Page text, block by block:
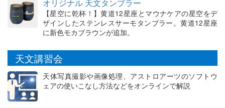
オリジナル 天文タンブラー
【星空に乾杯！】黄道12星座とマウナケアの星空をデ
ザインしたステンレスサーモタンブラー。黄道12星座
に新色モカブラウンが追加。
天文講習会
天体写真撮影や画像処理、アストロアーツのソフトウ
ェアの使いこなし方法などをオンラインで解説